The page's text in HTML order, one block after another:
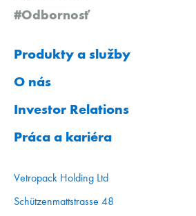
#Odbornosť
Produkty a služby
O nás
Investor Relations
Práca a kariéra
Vetropack Holding Ltd
Schützenmattstrasse 48